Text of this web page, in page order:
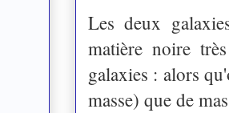
Les deux
matière noire
galaxies : alors
masse) que de